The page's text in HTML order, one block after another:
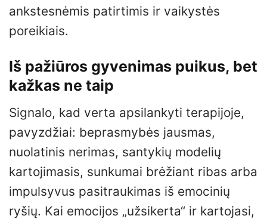
ankstesnėmis patirtimis ir vaikystės
poreikiais.
Iš pažiūros gyvenimas puikus, bet
kažkas ne taip
Signalo, kad verta apsilankyti terapijoje,
pavyzdžiai: beprasmybės jausmas,
nuolatinis nerimas, santykių modelių
kartojimasis, sunkumai brėžiant ribas arba
impulsyvus pasitraukimas iš emocinių
ryšių. Kai emocijos „užsikerta“ ir kartojasi,